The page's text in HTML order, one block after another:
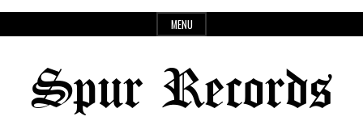
to
MENU
Spur Records